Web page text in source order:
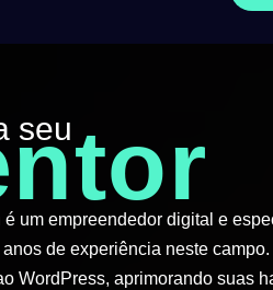
seu
é um empreendedor digital e
de experiência neste
WordPress, aprimorando suas